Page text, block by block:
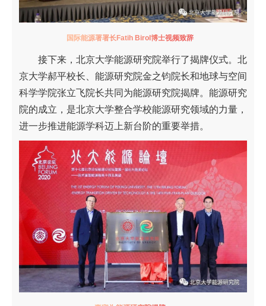
国际能源署署长Fatih Birol博士视频致辞
接下来，北京大学能源研究院举行了揭牌仪式。北
京大学郝平校长、能源研究院金之钧院长和地球与空间
科学学院张立飞院长共同为能源研究院揭牌。能源研究
院的成立，是北京大学整合学校能源研究领域的力量，
进一步推进能源学科迈上新台阶的重要举措。